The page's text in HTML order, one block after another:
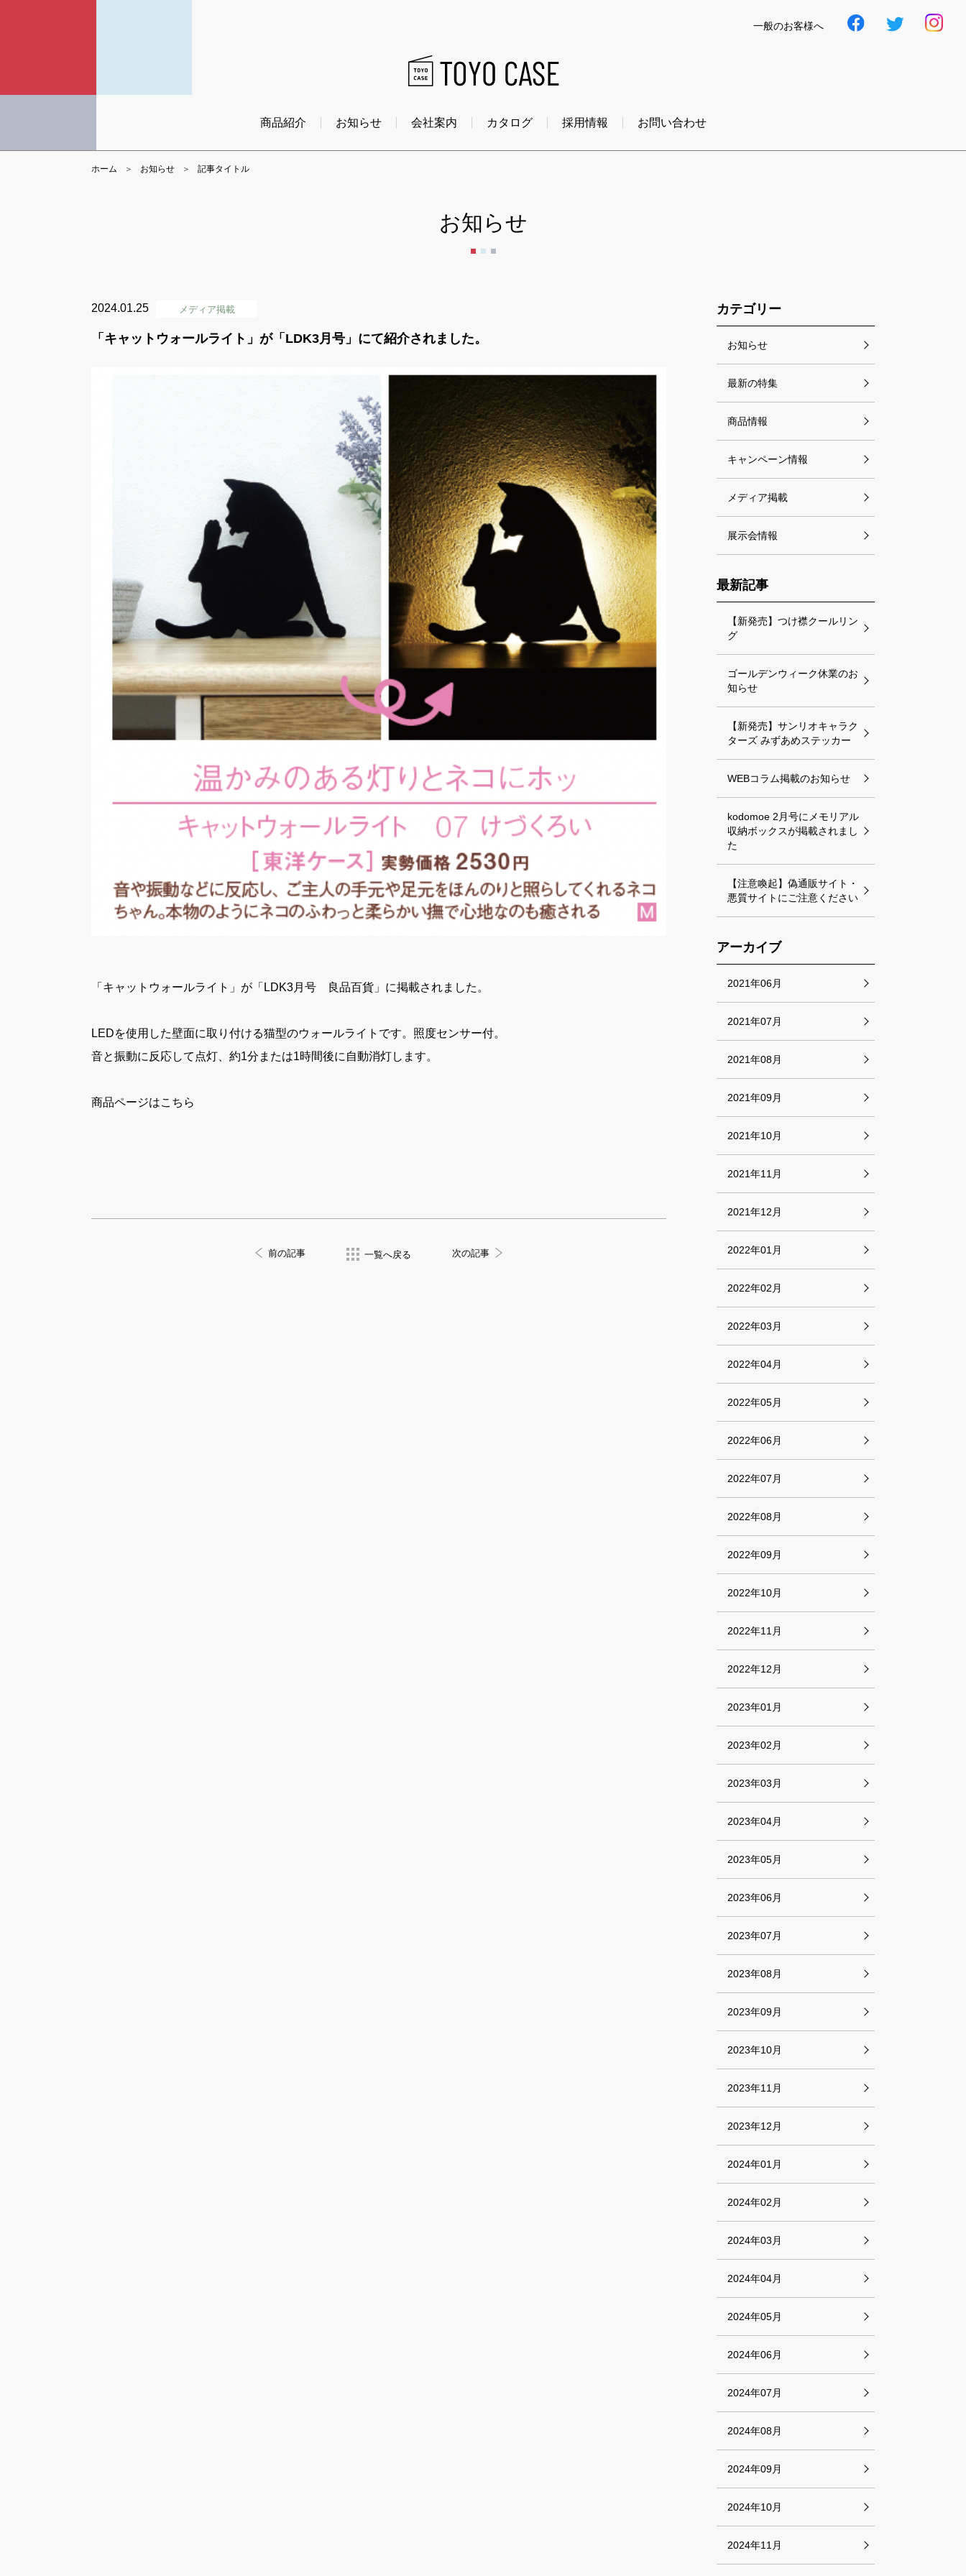
一般のお客様へ
商品紹介 お知らせ 会社案内 カタログ 採用情報 お問い合わせ
ホーム お知らせ 記事タイトル
お知らせ
2024.01.25 メディア掲載
「キャットウォールライト」が「LDK3月号」にて紹介されました。
「キャットウォールライト」が「LDK3月号 良品百貨」に掲載されました。
LEDを使用した壁面に取り付ける猫型のウォールライトです。照度センサー付。
音と振動に反応して点灯、約1分または1時間後に自動消灯します。
商品ページはこちら
前の記事 一覧へ戻る 次の記事
カテゴリー
お知らせ
最新の特集
商品情報
キャンペーン情報
メディア掲載
展示会情報
最新記事
【新発売】つけ襟クールリン
グ
ゴールデンウィーク休業のお
知らせ
【新発売】サンリオキャラク
ターズ みずあめステッカー
WEBコラム掲載のお知らせ
kodomoe 2月号にメモリアル
収納ボックスが掲載されまし
た
【注意喚起】偽通販サイト・
悪質サイトにご注意ください
アーカイブ
2021年06月
2021年07月
2021年08月
2021年09月
2021年10月
2021年11月
2021年12月
2022年01月
2022年02月
2022年03月
2022年04月
2022年05月
2022年06月
2022年07月
2022年08月
2022年09月
2022年10月
2022年11月
2022年12月
2023年01月
2023年02月
2023年03月
2023年04月
2023年05月
2023年06月
2023年07月
2023年08月
2023年09月
2023年10月
2023年11月
2023年12月
2024年01月
2024年02月
2024年03月
2024年04月
2024年05月
2024年06月
2024年07月
2024年08月
2024年09月
2024年10月
2024年11月